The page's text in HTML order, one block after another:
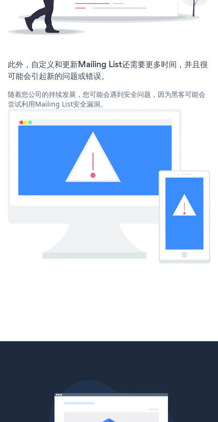
此外，自定义和更新Mailing List还需要更多时间，并且很
可能会引起新的问题或错误。
随着您公司的持续发展，您可能会遇到安全问题，因为黑客可能会
尝试利用Mailing List安全漏洞。